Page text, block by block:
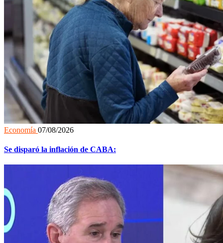
Economía 07/08/2026
Se disparó la inflación de CABA: